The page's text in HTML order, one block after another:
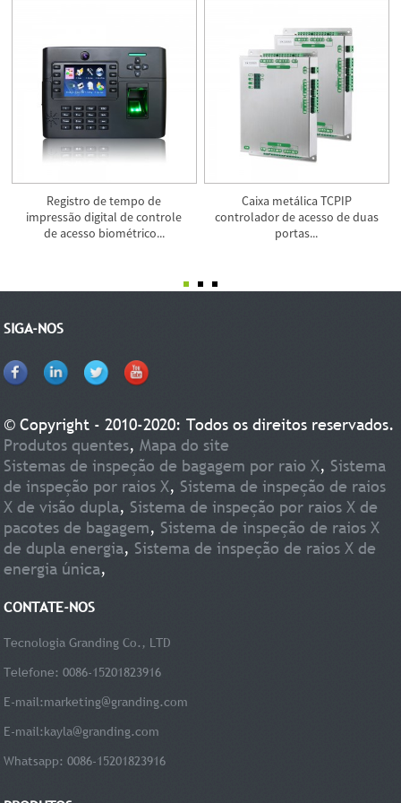
Registro de tempo de
impressão digital de controle
de acesso biométrico...
Caixa metálica TCPIP
controlador de acesso de duas
portas...
SIGA-NOS
© Copyright - 2010-2020: Todos os direitos reservados.
Produtos quentes,Mapa do site
Sistemas de inspeção de bagagem por raio X, Sistema
de inspeção por raios X, Sistema de inspeção de raios
X de visão dupla, Sistema de inspeção por raios X de
pacotes de bagagem, Sistema de inspeção de raios X
de dupla energia, Sistema de inspeção de raios X de
energia única,
CONTATE-NOS
Tecnologia Granding Co., LTD
Telefone: 0086-15201823916
E-mail:marketing@granding.com
E-mail:kayla@granding.com
Whatsapp: 0086-15201823916